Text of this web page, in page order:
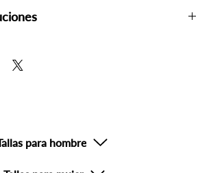
día o al siguiente día hábil.
aplicables en productos con descuento o
para hombre